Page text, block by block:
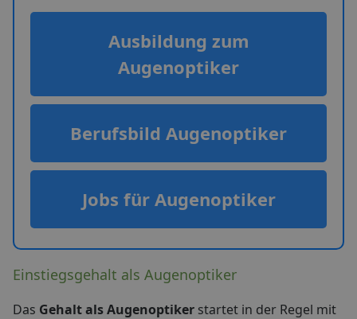
Ausbildung zum
Augenoptiker
Berufsbild Augenoptiker
Jobs für Augenoptiker
Einstiegsgehalt als Augenoptiker
Das Gehalt als Augenoptiker startet in der Regel mit